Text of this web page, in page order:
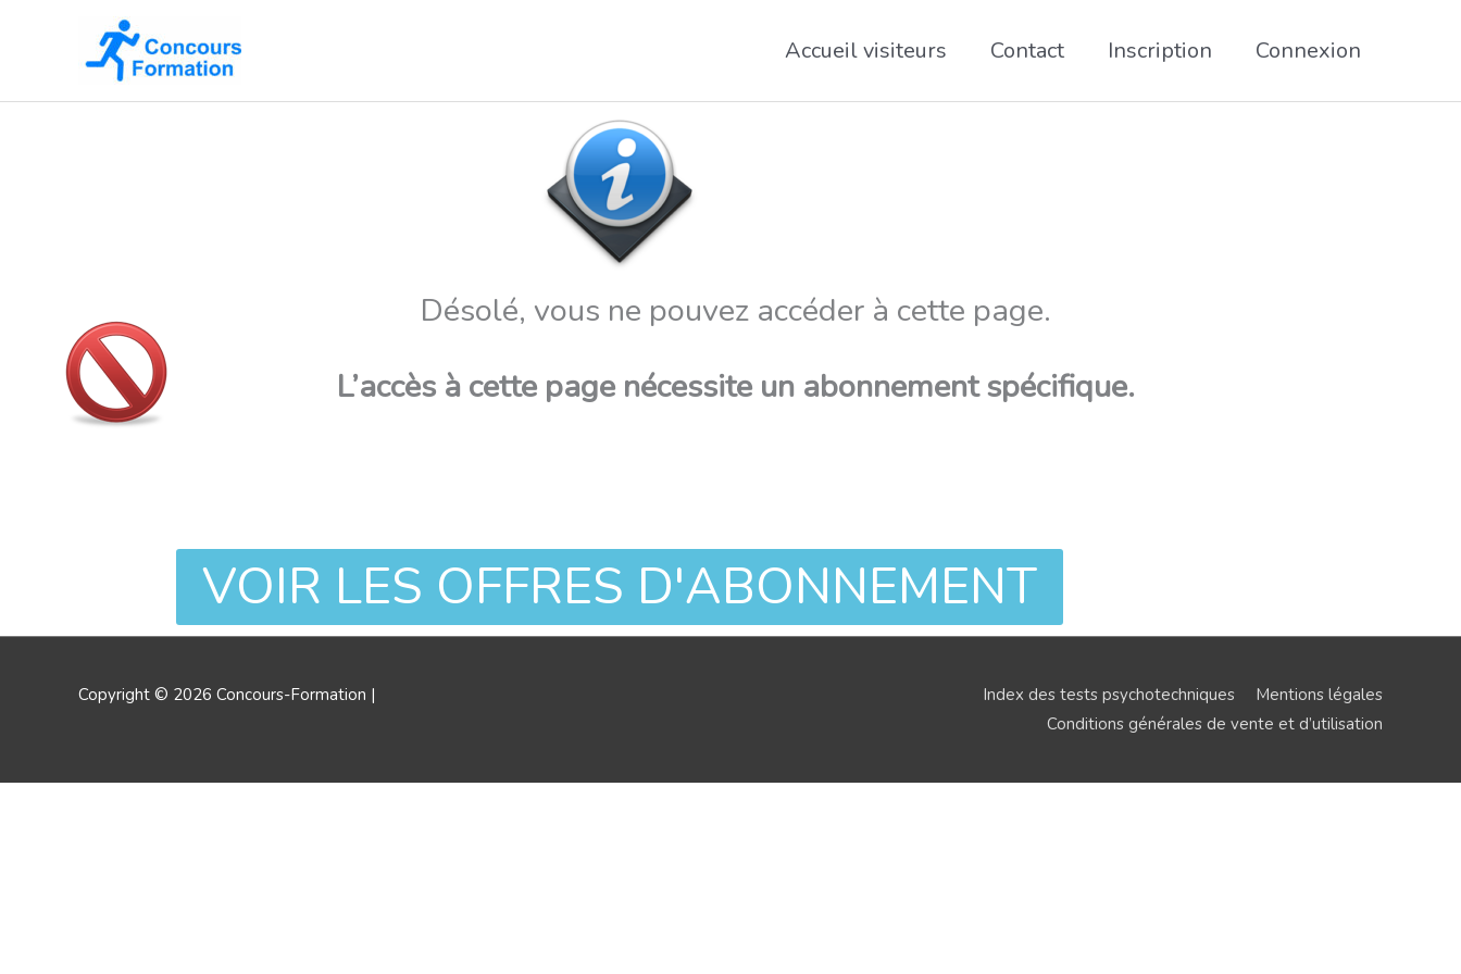
Accueil visiteurs Contact Inscription Connexion
Désolé, vous ne pouvez accéder à cette page.
L’accès à cette page nécessite un abonnement spécifique.
VOIR LES OFFRES D'ABONNEMENT
Copyright © 2026 Concours-Formation | Index des tests psychotechniques
Mentions légales
Conditions générales de vente et d’utilisation